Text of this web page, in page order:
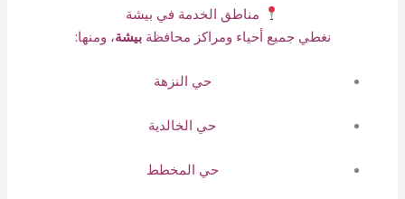
مناطق الخدمة في بيشة
نغطي جميع أحياء ومراكز محافظةبيشة، ومنها:
حي النزهة
حي الخالدية
حي المخطط